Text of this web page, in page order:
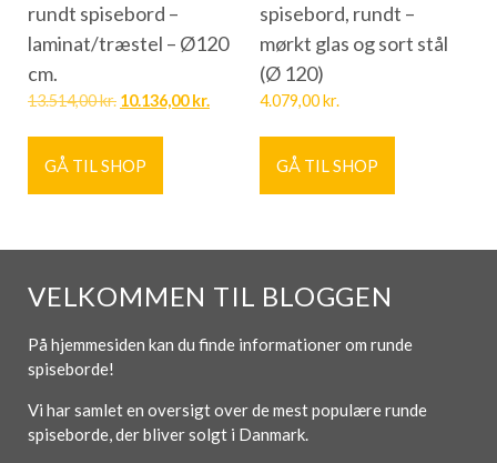
rundt spisebord –
laminat/træstel – Ø120
cm.
13.514,00kr. 10.136,00kr.
GÅ TIL SHOP
spisebord, rundt –
mørkt glas og sort stål
(Ø 120)
4.079,00kr.
GÅ TIL SHOP
VELKOMMEN TIL BLOGGEN
På hjemmesiden kan du finde informationer om runde
spiseborde!
Vi har samlet en oversigt over de mest populære runde
spiseborde, der bliver solgt i Danmark.